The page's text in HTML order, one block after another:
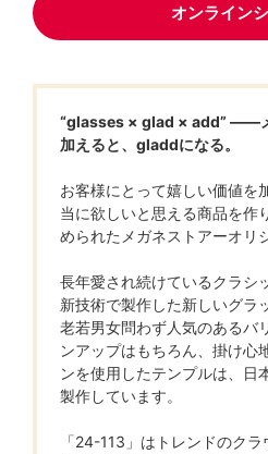
オンライン
“glasses × glad × add” ――
加えると、gladdになる。
お客様にとって嬉しい価値を
当に欲しいと思える商品を作
められたメガネストアーオリ
長年愛され続けているクラシ
新技術で製作した新しいグラ
老若男女問わず人気のあるバ
ンアップはもちろん、掛け心
ンを使用したテンプルは、日
製作しています。
「24-113」はトレンドのク